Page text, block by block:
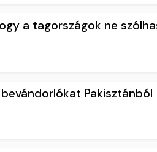
a tagországok ne
Pakisztánból